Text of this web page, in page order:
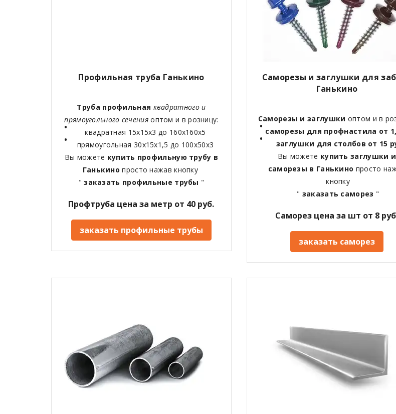
Профильная труба Ганькино
Труба профильная квадратного и
прямоугольного сеченияоптом и в розницу:
квадратная 15х15х3 до 160х160х5
прямоугольная 30х15х1,5 до 100х50х3
Вы можете купить профильную трубу в
Ганькинопросто нажав кнопку
"заказать профильные трубы "
Профтруба цена за метр от 40 руб.
заказать профильные трубы
Саморезы и заглушки для
Ганькино
Саморезы и заглушки оптом и в
саморезы для профнастила от
заглушки для столбов от 15
Вы можете купить заглушки и
саморезы в Ганькино просто
кнопку
" заказать саморез "
Саморез цена за шт от 8
заказать саморез